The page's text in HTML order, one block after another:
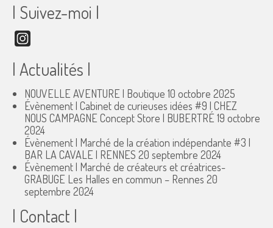
| Suivez-moi |
| Actualités |
NOUVELLE AVENTURE | Boutique 10 octobre 2025
Évènement | Cabinet de curieuses idées #9 | CHEZ
NOUS CAMPAGNE Concept Store | BUBERTRÉ 19 octobre
2024
Évènement | Marché de la création indépendante #3 |
BAR LA CAVALE | RENNES 20 septembre 2024
Évènement | Marché de créateurs et créatrices-
GRABUGE Les Halles en commun – Rennes 20
septembre 2024
| Contact |